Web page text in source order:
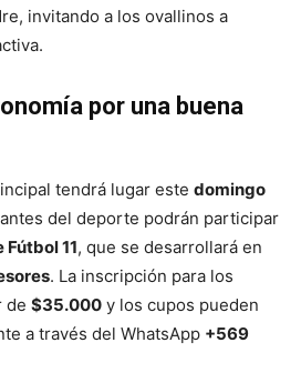
invitando a los ovallinos a
por una buena
tendrá lugar este domingo
del deporte podrán participar
11, que se desarrollará en
. La inscripción para los
de $35.000 y los cupos pueden
a través del WhatsApp +569